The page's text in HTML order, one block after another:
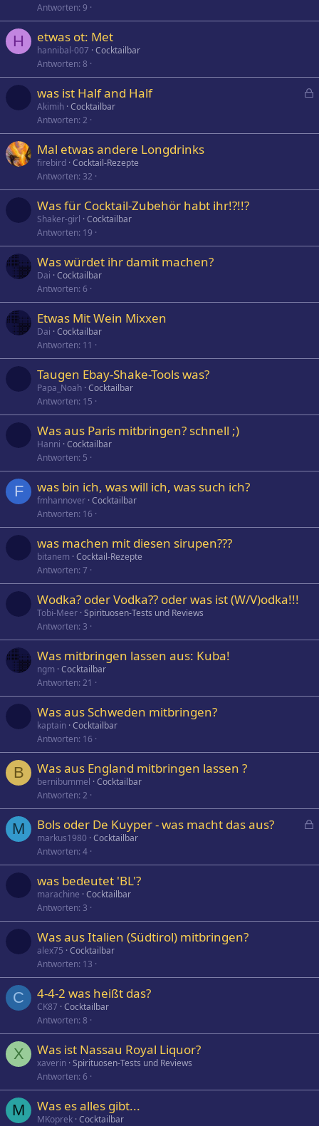
Antworten 9
H etwas ot: Met
hannibal-007 Cocktailbar
Antworten 8
p
was ist Half and Half
Akimih Cocktailbar
Antworten 2
Mal etwas andere Longdrinks
firebird Cocktail-Rezepte
Antworten 32
Was für Cocktail-Zubehör habt ihr!?!!?
Shaker-girl Cocktailbar
Antworten 19
Was würdet ihr damit machen?
Dai Cocktailbar
Antworten 6
Etwas Mit Wein Mixxen
Dai Cocktailbar
Antworten 11
Taugen Ebay-Shake-Tools was?
Papa_Noah Cocktailbar
Antworten 15
Was aus Paris mitbringen? schnell ;)
Hanni Cocktailbar
Antworten 5
F was bin ich, was will ich, was such ich?
fmhannover Cocktailbar
Antworten 16
was machen mit diesen sirupen???
bitanem Cocktail-Rezepte
Antworten 7
Wodka? oder Vodka?? oder was ist (W/V)odka!!!
Tobi-Meer Spirituosen-Tests und Reviews
Antworten 3
Was mitbringen lassen aus: Kuba!
ngm Cocktailbar
Antworten 21
Was aus Schweden mitbringen?
kaptain Cocktailbar
Antworten 16
B Was aus England mitbringen lassen ?
bernibummel Cocktailbar
Antworten 2
M
p
Bols oder De Kuyper - was macht das aus?
markus1980 Cocktailbar
Antworten 4
was bedeutet 'BL'?
marachine Cocktailbar
Antworten 3
Was aus Italien (Südtirol) mitbringen?
alex75 Cocktailbar
Antworten 13
C 4-4-2 was heißt das?
CK87 Cocktailbar
Antworten 8
X Was ist Nassau Royal Liquor?
xaverin Spirituosen-Tests und Reviews
Antworten 6
M Was es alles gibt...
MKoprek Cocktailbar